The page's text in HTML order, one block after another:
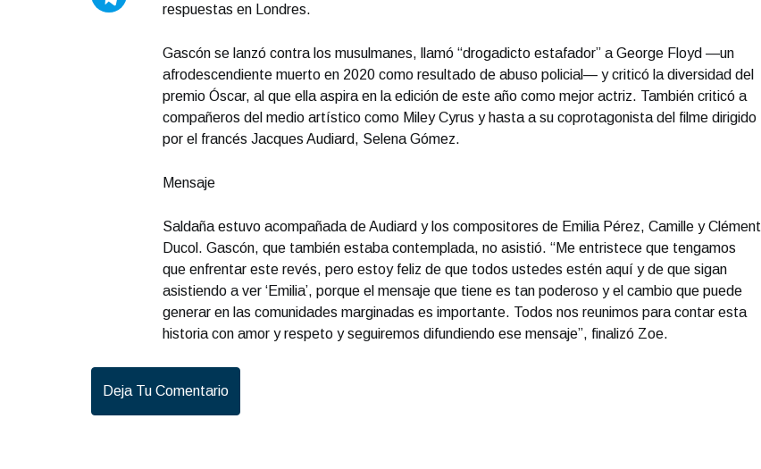
respuestas en Londres.
Gascón se lanzó contra los musulmanes, llamó “drogadicto estafador” a George Floyd —un
afrodescendiente muerto en 2020 como resultado de abuso policial— y criticó la diversidad del
premio Óscar, al que ella aspira en la edición de este año como mejor actriz. También criticó a
compañeros del medio artístico como Miley Cyrus y hasta a su coprotagonista del filme dirigido
por el francés Jacques Audiard, Selena Gómez.
Mensaje
Saldaña estuvo acompañada de Audiard y los compositores de Emilia Pérez, Camille y Clément
Ducol. Gascón, que también estaba contemplada, no asistió. “Me entristece que tengamos
que enfrentar este revés, pero estoy feliz de que todos ustedes estén aquí y de que sigan
asistiendo a ver ‘Emilia’, porque el mensaje que tiene es tan poderoso y el cambio que puede
generar en las comunidades marginadas es importante. Todos nos reunimos para contar esta
historia con amor y respeto y seguiremos difundiendo ese mensaje”, finalizó Zoe.
Deja Tu Comentario
Portada Octubre 05